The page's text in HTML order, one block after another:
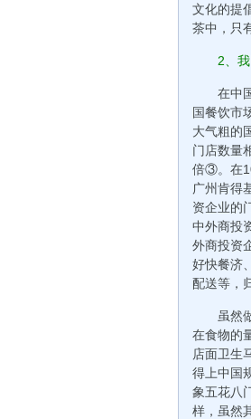
文化的提
茶中，只
2、
在中
国餐饮市
大气粗的
门店数量
倍③。在
广州肯得
资企业的
中外商投
外商投资
好快餐济
配送等，
虽然
在食物的
店面卫生
得上中国
象五花八
样，虽然